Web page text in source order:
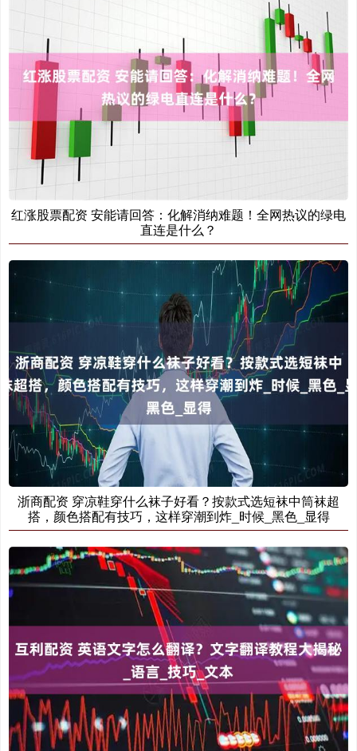
红涨股票配资 安能请回答：化解消纳难题！全网热议的绿电
直连是什么？
浙商配资 穿凉鞋穿什么袜子好看？按款式选短袜中筒袜超
搭，颜色搭配有技巧，这样穿潮到炸_时候_黑色_显得